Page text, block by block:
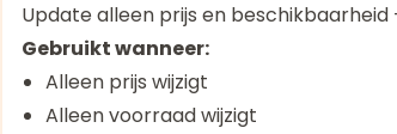
Update alleen prijs en
Gebruikt wanneer:
Alleen prijs wijzigt
Alleen voorraad wijzigt